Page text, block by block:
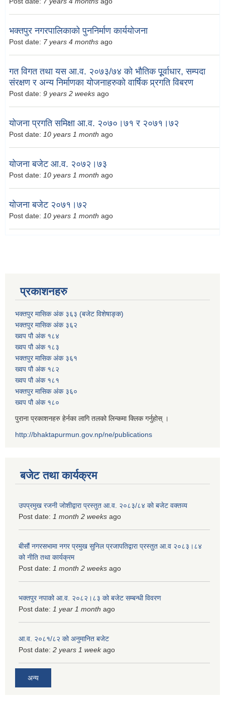
भक्तपुर नगरपालिकाको पुननिर्माण कार्ययोजना
Post date: 7 years 4 months ago
गत विगत तथा यस आ.व. २०७३/७४ को भौतिक पूूर्वाधार, सम्पदा
संरक्षण र अन्य निर्माणका योजनाहरुको वार्षिक प्र्रगति विबरण
Post date: 9 years 2 weeks ago
योजना प्रगति समिक्षा आ.व. २०७०।७१ र २०७१।७२
Post date: 10 years 1 month ago
योजना बजेट आ.व. २०७२।७३
Post date: 10 years 1 month ago
योजना बजेट २०७१।७२
Post date: 10 years 1 month ago
प्रकाशनहरु
भक्तपुर मासिक अंक ३६३ (बजेट विशेषाङ्क)
भक्तपुर मासिक अंक ३६२
ख्वप पौ अंक १८४
ख्वप पौ अंक १८३
भक्तपुर मासिक अंक ३६१
ख्वप पौ अंक १८२
ख्वप पौ अंक १८१
भक्तपुर मासिक अंक ३६०
ख्वप पौ अंक १८०
पुराना प्रकाशनहरु हेर्नका लागि तलको लिन्कमा क्लिक गर्नुहोस् ।
http://bhaktapurmun.gov.np/ne/publications
बजेट तथा कार्यक्रम
उपप्रमुख रजनी जोशीद्वारा प्रस्तुत आ.व. २०८३/८४ को बजेट वक्तव्य
Post date: 1 month 2 weeks ago
बीसौं नगरसभामा नगर प्रमुख सुनिल प्रजापतिद्वारा प्रस्तुत आ.व‍ २०८३।८४
को नीति तथा कार्यक्रम
Post date: 1 month 2 weeks ago
भक्तपुर नपाको आ.व. २०८२।८३ को बजेट सम्बन्धी विवरण
Post date: 1 year 1 month ago
आ.व. २०८१/८२ को अनुमानित बजेट
Post date: 2 years 1 weekago
अन्य